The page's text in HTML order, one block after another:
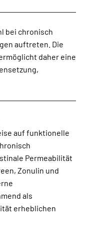
bei chronisch